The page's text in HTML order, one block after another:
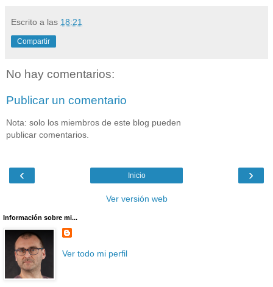
Escrito a las 18:21
Compartir
No hay comentarios:
Publicar un comentario
Nota: solo los miembros de este blog pueden
publicar comentarios.
‹ ›
Inicio
Ver versión web
Información sobre mi...
Ver todo mi perfil